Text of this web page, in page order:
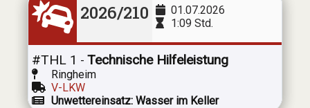
2026/210
01.07.2026
1:09 Std.
#THL 1 - Technische Hilfeleistung
Ringheim
V-LKW
Unwettereinsatz: Wasser im Keller